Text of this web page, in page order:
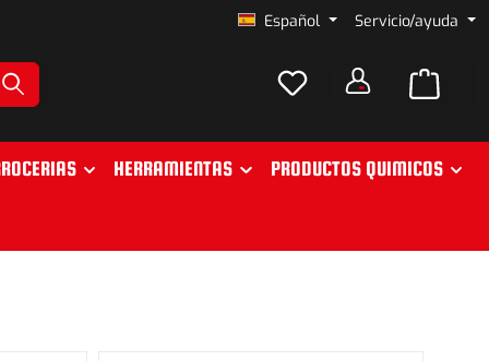
Español Servicio/ayuda
HERRAMIENTAS PRODUCTOS QUIMICOS